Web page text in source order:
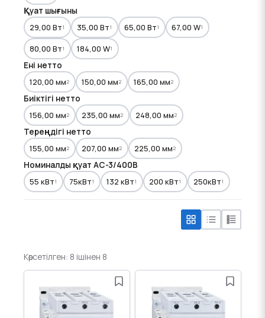
Қуат шығыны
29,00 Вт1 35,00 Вт1 65,00 Вт1 67,00 W1
80,00 Вт1 184,00 W1
Ені нетто
120,00 мм2 150,00 мм2 165,00 мм2
Биіктігі нетто
156,00 мм2 235,00 мм2 248,00 мм2
Тереңдігі нетто
155,00 мм2 207,00 мм2 225,00 мм2
Номиналды қуат AC-3/400В
55 кВт1 75кВт1 132 кВт1 200 кВт1 250кВт1
Көрсетілген: 8 ішінен 8